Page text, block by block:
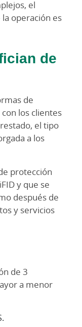
el
operación es
de
de
los clientes
el tipo
a los
protección
y que se
después de
y servicios
de 3
a menor